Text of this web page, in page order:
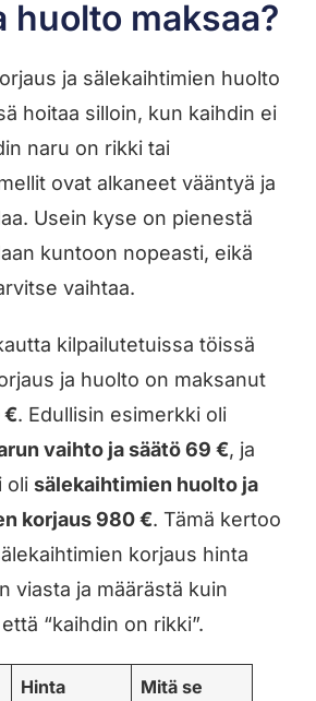
huolto maksaa?
ja sälekaihtimien huolto
hoitaa silloin, kun kaihdin ei
naru on rikki tai
ovat alkaneet vääntyä ja
Usein kyse on pienestä
kuntoon nopeasti, eikä
vaihtaa.
kilpailutetuissa töissä
ja huolto on maksanut
€. Edullisin esimerkki oli
vaihto ja säätö 69 €, ja
oli sälekaihtimien huolto ja
korjaus 980 €. Tämä kertoo
korjaus hinta
viasta ja määrästä kuin
“kaihdin on rikki”.
Hinta
Mitä se